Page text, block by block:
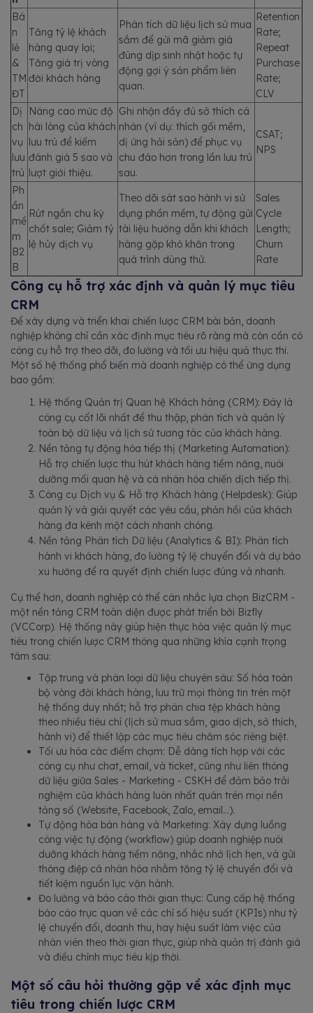
Bá
n
lẻ
&
TM
ĐT
Tăng tỷ lệ khách
hàng quay lại;
Tăng giá trị vòng
đời khách hàng
Phân tích dữ liệu lịch sử mua
sắm để gửi mã giảm giá
đúng dịp sinh nhật hoặc tự
động gợi ý sản phẩm liên
quan.
Retention
Rate;
Repeat
Purchase
Rate;
CLV
Dị
ch
vụ
lưu
trú
Nâng cao mức độ
hài lòng của khách
lưu trú để kiếm
đánh giá 5 sao và
lượt giới thiệu.
Ghi nhận đầy đủ sở thích cá
nhân (ví dụ: thích gối mềm,
dị ứng hải sản) để phục vụ
chu đáo hơn trong lần lưu trú
sau.
CSAT;
NPS
Ph
ần
mề
m
B2
B
Rút ngắn chu kỳ
chốt sale; Giảm tỷ
lệ hủy dịch vụ
Theo dõi sát sao hành vi sử
dụng phần mềm, tự động gửi
tài liệu hướng dẫn khi khách
hàng gặp khó khăn trong
quá trình dùng thử.
Sales
Cycle
Length;
Churn
Rate
Công cụ hỗ trợ xác định và quản lý mục tiêu
CRM
Để xây dựng và triển khai chiến lược CRM bài bản, doanh
nghiệp không chỉ cần xác định mục tiêu rõ ràng mà còn cần có
công cụ hỗ trợ theo dõi, đo lường và tối ưu hiệu quả thực thi.
Một số hệ thống phổ biến mà doanh nghiệp có thể ứng dụng
bao gồm:
Hệ thống Quản trị Quan hệ Khách hàng (CRM): Đây là
công cụ cốt lõi nhất để thu thập, phân tích và quản lý
toàn bộ dữ liệu và lịch sử tương tác của khách hàng.
Nền tảng tự động hóa tiếp thị (Marketing Automation):
Hỗ trợ chiến lược thu hút khách hàng tiềm năng, nuôi
dưỡng mối quan hệ và cá nhân hóa chiến dịch tiếp thị.
Công cụ Dịch vụ & Hỗ trợ Khách hàng (Helpdesk): Giúp
quản lý và giải quyết các yêu cầu, phản hồi của khách
hàng đa kênh một cách nhanh chóng.
Nền tảng Phân tích Dữ liệu (Analytics & BI): Phân tích
hành vi khách hàng, đo lường tỷ lệ chuyển đổi và dự báo
xu hướng để ra quyết định chiến lược đúng và nhanh.
Cụ thể hơn, doanh nghiệp có thể cân nhắc lựa chọn BizCRM -
một nền tảng CRM toàn diện được phát triển bởi Bizfly
(VCCorp). Hệ thống này giúp hiện thực hóa việc quản lý mục
tiêu trong chiến lược CRM thông qua những khía cạnh trọng
tâm sau:
Tập trung và phân loại dữ liệu chuyên sâu: Số hóa toàn
bộ vòng đời khách hàng, lưu trữ mọi thông tin trên một
hệ thống duy nhất; hỗ trợ phân chia tệp khách hàng
theo nhiều tiêu chí (lịch sử mua sắm, giao dịch, sở thích,
hành vi) để thiết lập các mục tiêu chăm sóc riêng biệt.
Tối ưu hóa các điểm chạm: Dễ dàng tích hợp với các
công cụ như chat, email, và ticket, cũng như liên thông
dữ liệu giữa Sales - Marketing - CSKH để đảm bảo trải
nghiệm của khách hàng luôn nhất quán trên mọi nền
tảng số (Website, Facebook, Zalo, email…).
Tự động hóa bán hàng và Marketing: Xây dựng luồng
công việc tự động (workflow) giúp doanh nghiệp nuôi
dưỡng khách hàng tiềm năng, nhắc nhở lịch hẹn, và gửi
thông điệp cá nhân hóa nhằm tăng tỷ lệ chuyển đổi và
tiết kiệm nguồn lực vận hành.
Đo lường và báo cáo thời gian thực: Cung cấp hệ thống
báo cáo trực quan về các chỉ số hiệu suất (KPIs) như tỷ
lệ chuyển đổi, doanh thu, hay hiệu suất làm việc của
nhân viên theo thời gian thực, giúp nhà quản trị đánh giá
và điều chỉnh mục tiêu kịp thời.
Một số câu hỏi thường gặp về xác định mục
tiêu trong chiến lược CRM